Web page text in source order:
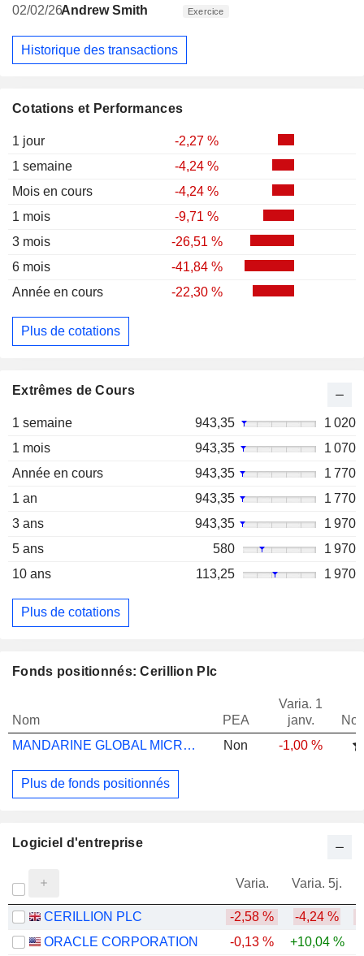
Cotations et Performances
1 jour
-2,27 %
1 semaine
-4,24 %
Mois en cours
-4,24 %
1 mois
-9,71 %
3 mois
-26,51 %
6 mois
-41,84 %
Année en cours
-22,30 %
Plus de cotations
Extrêmes de Cours
1 semaine 943,35
1 020
1 mois
943,35
1 070
Année en cours
943,35
1 770
1 an
943,35
1 770
3 ans
943,35
1 970
5 ans
580
1 970
10 ans
113,25 1 970
Plus de cotations
02/02/26Andrew Smith Exercice
Historique des transactions
Fonds positionnés: Cerillion Plc
Nom PEA
Varia. 1
janv.
MANDARINE GLOBAL MICROCAP R EUR
Non -1,00 %
Plus de fonds positionnés
Logiciel d'entreprise
Varia. Varia. 5j.
CERILLION PLC -2,58 % -4,24 %
ORACLE CORPORATION
-0,13 % +10,04 %